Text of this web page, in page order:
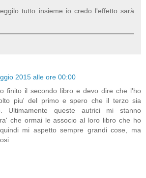
tutto insieme io credo l'effetto sarà
2015 alle ore 00:00
finito il secondo libro e devo dire che l'ho
piu' del primo e spero che il terzo sia
Ultimamente queste autrici mi stanno
che ormai le associo al loro libro che ho
mi aspetto sempre grandi cose, ma